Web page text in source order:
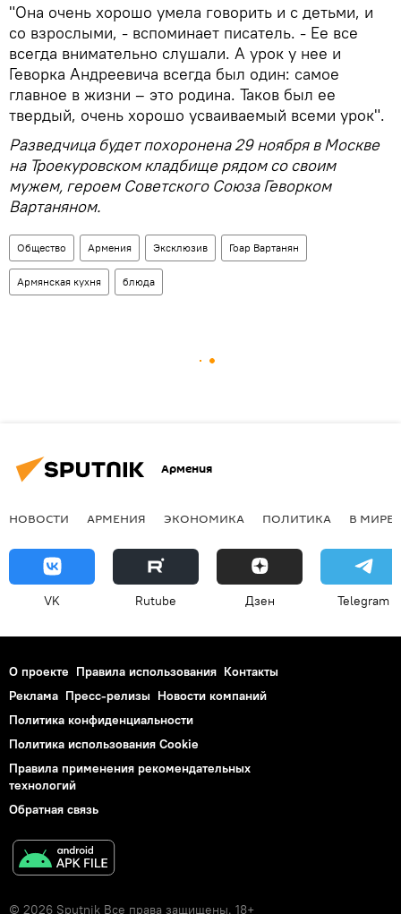
"Она очень хорошо умела говорить и с детьми, и
со взрослыми, - вспоминает писатель. - Ее все
всегда внимательно слушали. А урок у нее и
Геворка Андреевича всегда был один: самое
главное в жизни – это родина. Таков был ее
твердый, очень хорошо усваиваемый всеми урок".
Разведчица будет похоронена 29 ноября в Москве
на Троекуровском кладбище рядом со своим
мужем, героем Советского Союза Геворком
Вартаняном.
Общество Армения Эксклюзив Гоар Вартанян
Армянская кухня блюда
Армения
НОВОСТИ АРМЕНИЯ ЭКОНОМИКА ПОЛИТИКА В МИРЕ
VK Rutube Дзен Telegram
О проекте Правила использования Контакты
Реклама Пресс-релизы Новости компаний
Политика конфиденциальности
Политика использования Cookie
Правила применения рекомендательных
технологий
Обратная связь
© 2026 Sputnik Все права защищены. 18+